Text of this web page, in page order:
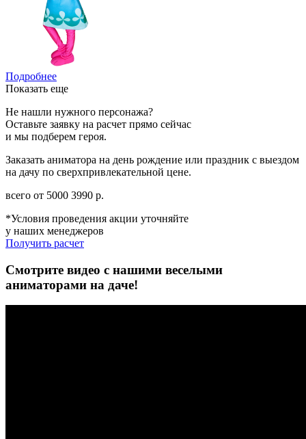
Подробнее
Показать еще
Не нашли нужного персонажа?
Оставьте заявку на расчет прямо сейчас
и мы подберем героя.
Заказать аниматора на день рождение или праздник с выездом
на дачу по сверхпривлекательной цене.
всего от 5000 3990 р.
*Условия проведения акции уточняйте
у наших менеджеров
Получить расчет
Смотрите видео с нашими веселыми
аниматорами на даче!